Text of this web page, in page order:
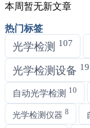
本周暂无新文章
热门标签
光学检测 107
光学检测设备 19
自动光学检测 10
光学检测仪器 8